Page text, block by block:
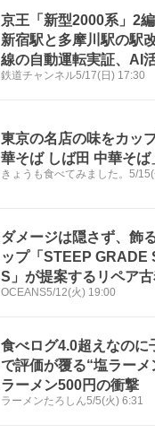
京王「新型2000系」2
新宿駅と多摩川駅の駅
線の自動運転実証、AI
年度設備投資438億円
鉄道チャンネル5/17(日) 17:30
東京の名店の味をカッ
華そば しば田 中華そ
きょうも食べてみました。 5/
ダメージは隠さず、飾
ップ「STEEP GRADE
S」が提案するリペア古
OCEANS5/12(火) 19:00
食べログ4.0超えなの
で評価が覆る“塩ラー
ラーメン500円の衝撃
ラーメンたろしん5/5(火) 6:31